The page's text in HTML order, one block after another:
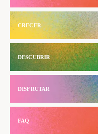
CRECER
DESCUBRIR
DISFRUTAR
FAQ